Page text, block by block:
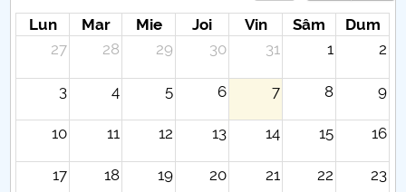
Lun Mar Mie Joi Vin Sâm
Dum
27
28 29 30 31 1 2
3 4 5 6 7 8 9
10 11 12 13 14 15 16
17 18 19 20 21 22 23